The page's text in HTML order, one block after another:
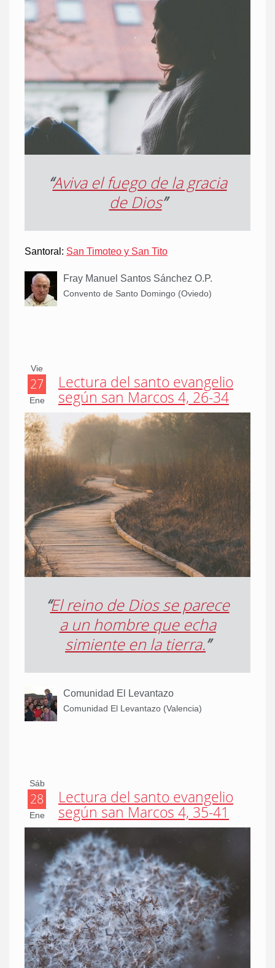
“Aviva el fuego de la gracia
de Dios”
Santoral: San Timoteo y San Tito
Fray Manuel Santos Sánchez O.P.
Convento de Santo Domingo (Oviedo)
Vie
27
Ene
Lectura del santo evangelio
según san Marcos 4, 26-34
“El reino de Dios se parece
a un hombre que echa
simiente en la tierra.”
Comunidad El Levantazo
Comunidad El Levantazo (Valencia)
Sáb
28
Ene
Lectura del santo evangelio
según san Marcos 4, 35-41